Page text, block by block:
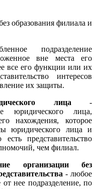
образования филиала и
подразделение
вне места его
все его функции или их
интересов
их защиты.
лица -
юридического лица,
нахождения, которое
юридического лица и
представительство
чем филиал.
организации без
- любое
от нее подразделение, по